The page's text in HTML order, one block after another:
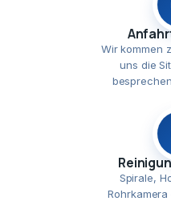
Wir kommen
uns die
Spirale,